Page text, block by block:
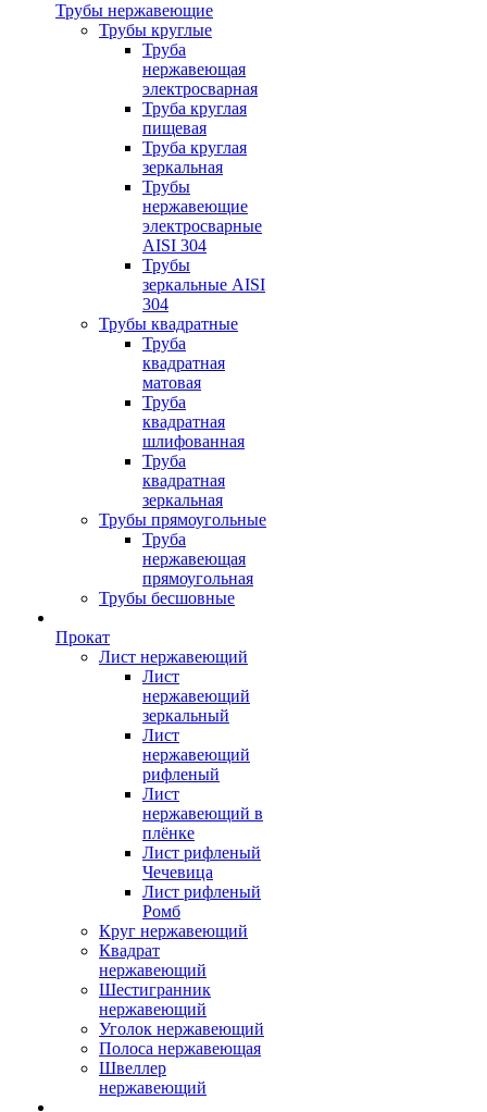
Трубы нержавеющие
Трубы круглые
Труба
нержавеющая
электросварная
Труба круглая
пищевая
Труба круглая
зеркальная
Трубы
нержавеющие
электросварные
AISI 304
Трубы
зеркальные AISI
304
Трубы квадратные
Труба
квадратная
матовая
Труба
квадратная
шлифованная
Труба
квадратная
зеркальная
Трубы прямоугольные
Труба
нержавеющая
прямоугольная
Трубы бесшовные
Прокат
Лист нержавеющий
Лист
нержавеющий
зеркальный
Лист
нержавеющий
рифленый
Лист
нержавеющий в
плёнке
Лист рифленый
Чечевица
Лист рифленый
Ромб
Круг нержавеющий
Квадрат
нержавеющий
Шестигранник
нержавеющий
Уголок нержавеющий
Полоса нержавеющая
Швеллер
нержавеющий